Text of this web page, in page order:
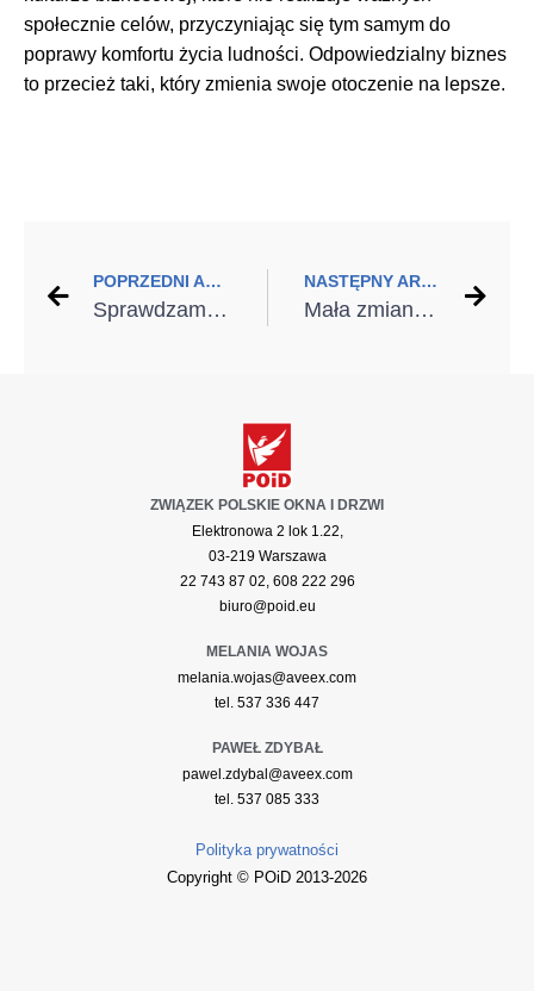
społecznie celów, przyczyniając się tym samym do
poprawy komfortu życia ludności. Odpowiedzialny biznes
to przecież taki, który zmienia swoje otoczenie na lepsze.
POPRZEDNI ARTYKUŁ
Sprawdzamy okna i drzwi przed zimą
NASTĘPNY ARTYKUŁ
Mała zmiana, wielki efekt – wymieniamy drzwi wewnętrzne
ZWIĄZEK POLSKIE OKNA I DRZWI
Elektronowa 2 lok 1.22,
03-219 Warszawa
22 743 87 02, 608 222 296
biuro@poid.eu
MELANIA WOJAS
melania.wojas@aveex.com
tel. 537 336 447
PAWEŁ ZDYBAŁ
pawel.zdybal@aveex.com
tel. 537 085 333
Polityka prywatności
Copyright © POiD 2013-2026